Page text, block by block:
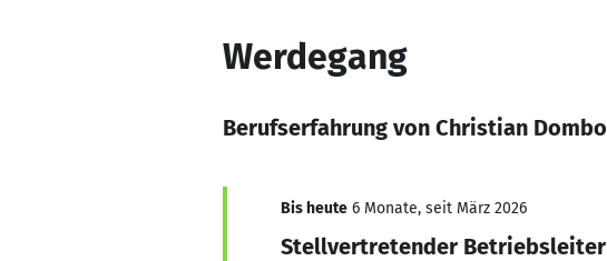
Werdegang
Berufserfahrung von Christian Dombo
Bis heute 6 Monate, seit März 2026
Stellvertretender Betriebsleiter